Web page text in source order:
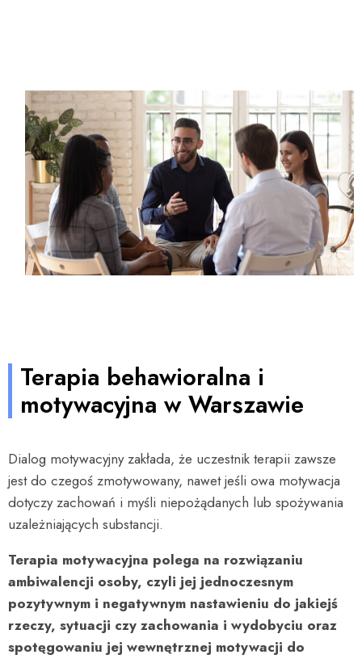
Terapia behawioralna i
motywacyjna w Warszawie
Dialog motywacyjny zakłada, że uczestnik terapii zawsze
jest do czegoś zmotywowany, nawet jeśli owa motywacja
dotyczy zachowań i myśli niepożądanych lub spożywania
uzależniających substancji.
Terapia motywacyjna polega na rozwiązaniu
ambiwalencji osoby, czyli jej jednoczesnym
pozytywnym i negatywnym nastawieniu do jakiejś
rzeczy, sytuacji czy zachowania i wydobyciu oraz
spotęgowaniu jej wewnętrznej motywacji do